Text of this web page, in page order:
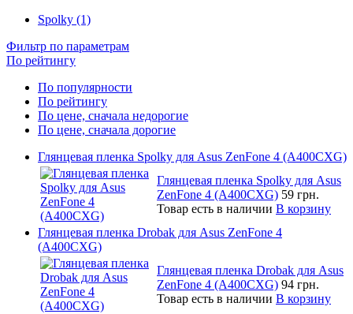
Spolky (1)
Фильтр по параметрам
По рейтингу
По популярности
По рейтингу
По цене, сначала недорогие
По цене, сначала дорогие
Глянцевая пленка Spolky для Asus ZenFone 4 (A400CXG)
Глянцевая пленка Spolky для Asus
ZenFone 4 (A400CXG) 59 грн.
Товар есть в наличии В корзину
Глянцевая пленка Drobak для Asus ZenFone 4
(A400CXG)
Глянцевая пленка Drobak для Asus
ZenFone 4 (A400CXG) 94 грн.
Товар есть в наличии В корзину